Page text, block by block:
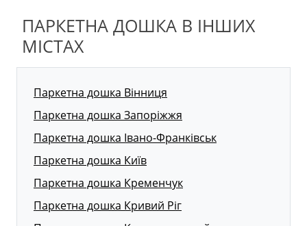
ПАРКЕТНА ДОШКА В ІНШИХ
МІСТАХ
Паркетна дошка Вінниця
Паркетна дошка Запоріжжя
Паркетна дошка Івано-Франківськ
Паркетна дошка Київ
Паркетна дошка Кременчук
Паркетна дошка Кривий Ріг